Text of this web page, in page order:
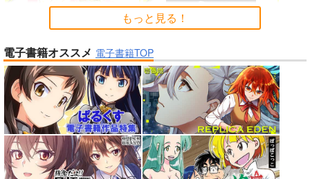
よくある令嬢転生だと思ったのに 5
孤独だった国民的美少女の妹を一晩
泊めたら懐かれた
人狼機ウィンヴルガ ー叛逆篇ー 5
Peachful Story(通常盤)/桃鈴
ねね
アイドルマスター ミリオンラ
イブ！
もっと見る！
電子書籍オススメ 電子書籍TOP